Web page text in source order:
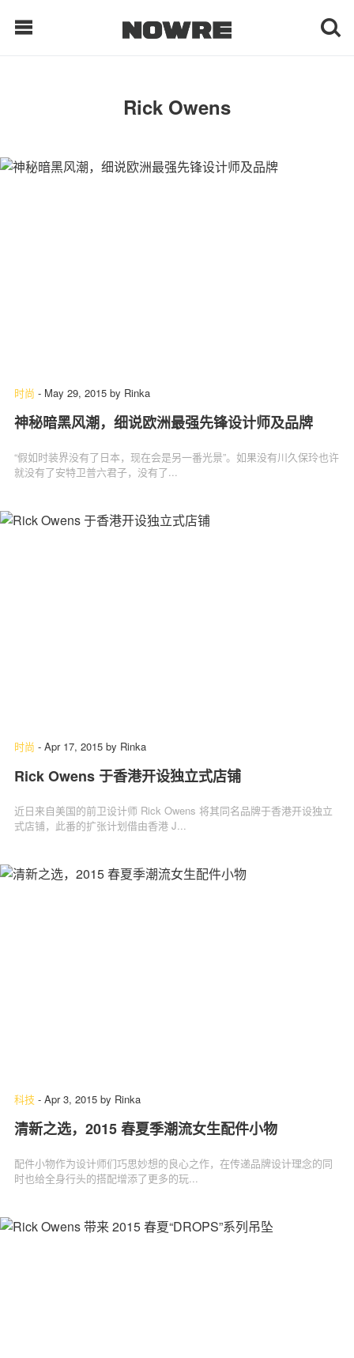
每日鲜榨
现客视点
Rick Owens
时尚 - May 29, 2015 by Rinka
神秘暗黑风潮，细说欧洲最强先锋设计师及品牌
“假如时装界没有了日本，现在会是另一番光景”。如果没有川久保玲也许
就没有了安特卫普六君子，没有了...
时尚 - Apr 17, 2015 by Rinka
Rick Owens 于香港开设独立式店铺
近日来自美国的前卫设计师 Rick Owens 将其同名品牌于香港开设独立
式店铺，此番的扩张计划借由香港 J...
科技 - Apr 3, 2015 by Rinka
清新之选，2015 春夏季潮流女生配件小物
配件小物作为设计师们巧思妙想的良心之作，在传递品牌设计理念的同
时也给全身行头的搭配增添了更多的玩...